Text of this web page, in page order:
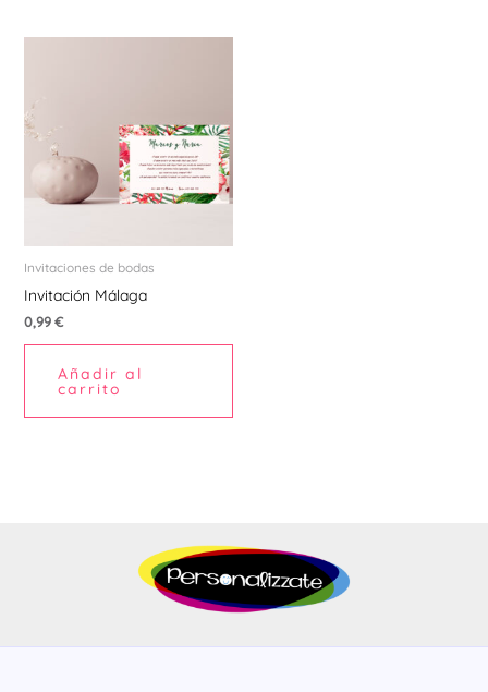
Invitaciones de bodas
Invitación Málaga
0,99€
Añadir al
carrito